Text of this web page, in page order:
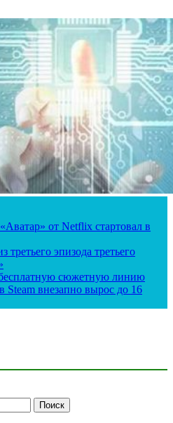
от Netflix стартовал в
третьего эпизода третьего
сюжетную линию
Steam внезапно вырос до 16